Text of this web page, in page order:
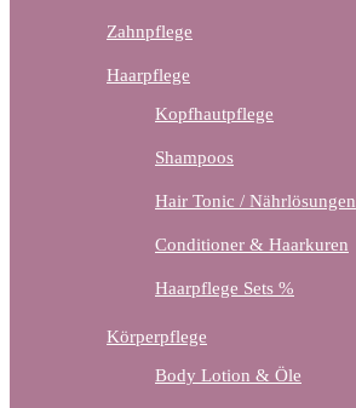
Zahnpflege
Haarpflege
Kopfhautpflege
Shampoos
Hair Tonic / Nährlösungen
Conditioner & Haarkuren
Haarpflege Sets %
Körperpflege
Body Lotion & Öle